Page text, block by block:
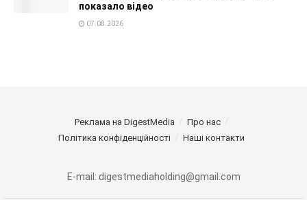
показало відео
07.08.2026
Реклама на DigestMedia
Про нас
Політика конфіденційності
Наші контакти
E-mail: digestmediaholding@gmail.com